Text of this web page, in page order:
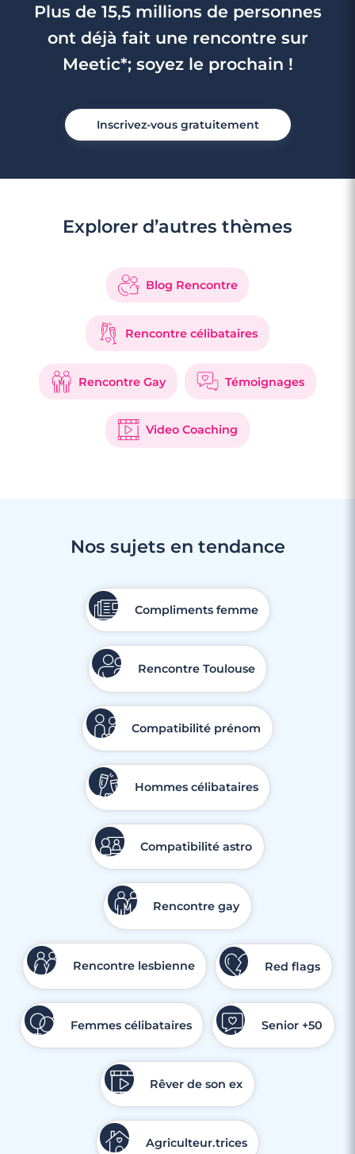
Plus de 15,5 millions de personnes
ont déjà fait une rencontre sur
Meetic*; soyez le prochain !
Inscrivez-vous gratuitement
Explorer d’autres thèmes
Blog Rencontre
Rencontre célibataires
Rencontre Gay Témoignages
Video Coaching
Nos sujets en tendance
Compliments femme
Rencontre Toulouse
Compatibilité prénom
Hommes célibataires
Compatibilité astro
Rencontre gay
Rencontre lesbienne Red flags
Femmes célibataires Senior +50
Rêver de son ex
Agriculteur.trices